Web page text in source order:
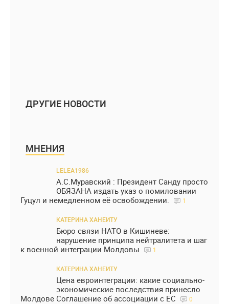
ДРУГИЕ НОВОСТИ
МНЕНИЯ
LELEA1986
А.С.Муравский : Президент Санду просто
ОБЯЗАНА издать указ о помиловании
Гуцул и немедленном её освобождении.
1
КАТЕРИНА ХАНЕИТУ
Бюро связи НАТО в Кишиневе:
нарушение принципа нейтралитета и шаг
к военной интеграции Молдовы
1
КАТЕРИНА ХАНЕИТУ
Цена евроинтеграции: какие социально-
экономические последствия принесло
Молдове Соглашение об ассоциации с ЕС
0